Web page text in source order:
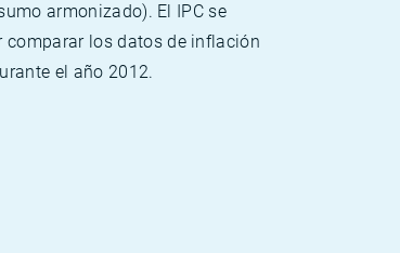
armonizado). El IPC se
comparar los datos de inflación
el año 2012.